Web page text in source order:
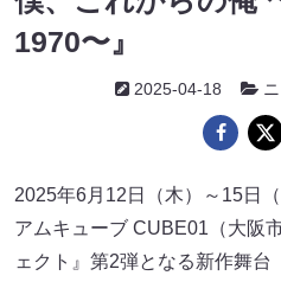
1970〜』
2025-04-18
2025年6月12日（木）～15日
アムキューブ CUBE01（大阪
ェクト』第2弾となる新作舞台